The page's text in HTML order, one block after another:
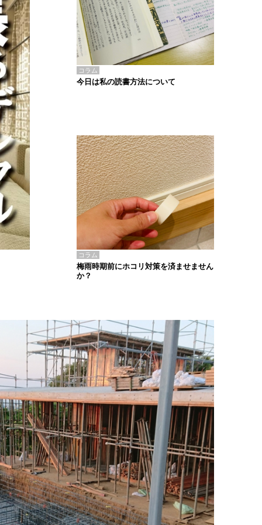
コラム
今日は私の読書方法について
コラム
梅雨時期前にホコリ対策を済ませません
か？